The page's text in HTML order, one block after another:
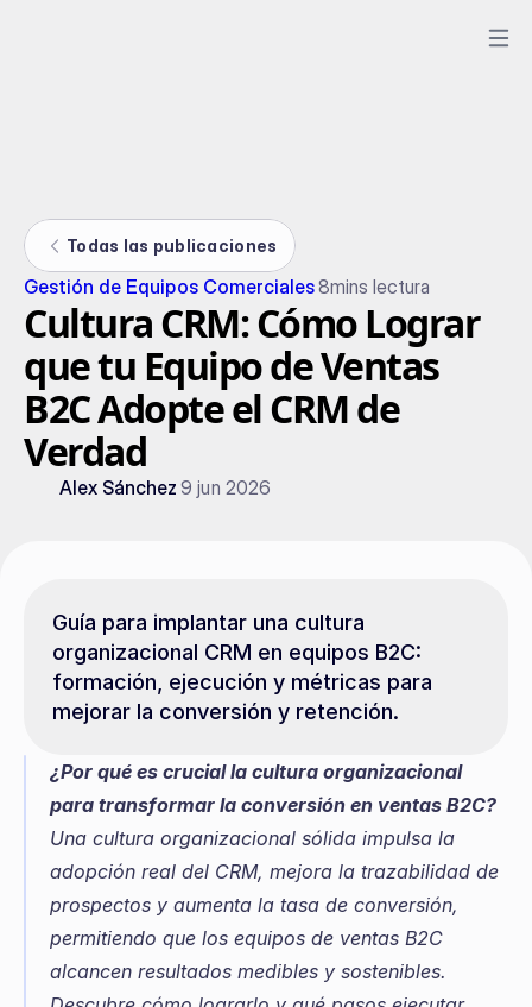
Todas las publicaciones
Gestión de Equipos Comerciales8mins lectura
Cultura CRM: Cómo Lograr
que tu Equipo de Ventas
B2C Adopte el CRM de
Verdad
Alex Sánchez 9 jun 2026
Guía para implantar una cultura
organizacional CRM en equipos B2C:
formación, ejecución y métricas para
mejorar la conversión y retención.
¿Por qué es crucial la cultura organizacional
para transformar la conversión en ventas B2C?
Una cultura organizacional sólida impulsa la
adopción real del CRM, mejora la trazabilidad de
prospectos y aumenta la tasa de conversión,
permitiendo que los equipos de ventas B2C
alcancen resultados medibles y sostenibles.